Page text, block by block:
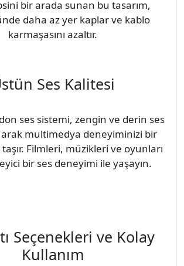
bir arada sunan bu tasarım,
daha az yer kaplar ve kablo
karmaşasını azaltır.
Ses Kalitesi
ses sistemi, zengin ve derin ses
multimedya deneyiminizi bir
Filmleri, müzikleri ve oyunları
bir ses deneyimi ile yaşayın.
Seçenekleri ve Kolay
Kullanım